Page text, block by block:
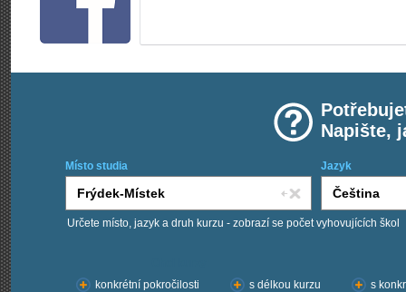
Napište,
Místo studia Jazyk
Určete místo, jazyk a druh kurzu - zobrazí se počet vyhovujících škol
konkrétní pokročilosti
s délkou kurzu s